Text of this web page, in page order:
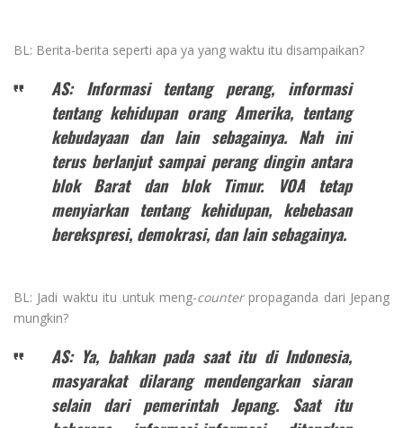
BL: Berita-berita seperti apa ya yang waktu itu disampaikan?
AS: Informasi tentang perang, informasi
tentang kehidupan orang Amerika, tentang
kebudayaan dan lain sebagainya. Nah ini
terus berlanjut sampai perang dingin antara
blok Barat dan blok Timur. VOA tetap
menyiarkan tentang kehidupan, kebebasan
berekspresi, demokrasi, dan lain sebagainya.
BL: Jadi waktu itu untuk meng-counterpropaganda dari Jepang
mungkin?
AS: Ya, bahkan pada saat itu di Indonesia,
masyarakat dilarang mendengarkan siaran
selain dari pemerintah Jepang. Saat itu